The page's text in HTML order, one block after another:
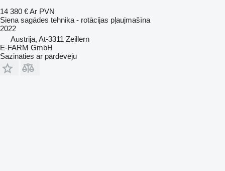
14 380 €Ar PVN
Siena sagādes tehnika - rotācijas pļaujmašīna
2022
Austrija, At-3311 Zeillern
E-FARM GmbH
Sazināties ar pārdevēju